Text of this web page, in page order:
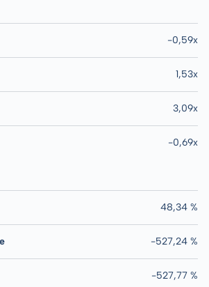
-0,59x
1,53x
3,09x
-0,69x
48,34 %
-527,24 %
-527,77 %